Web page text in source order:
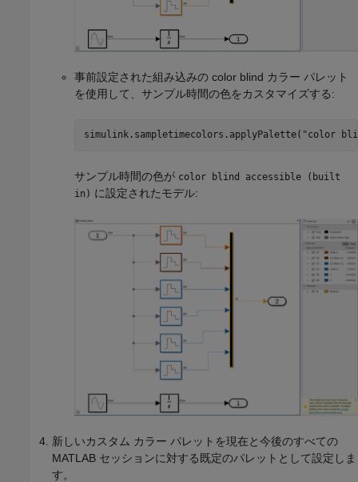
事前設定された組み込みの color blind カラー パレット
を使用して、サンプル時間の色をカスタマイズする:
simulink.sampletimecolors.applyPalette( "color
サンプル時間の色が color blind accessible (built
in) に設定されたモデル:
新しいカスタム カラー パレットを現在と今後のすべての
MATLAB セッションに対する既定のパレットとして設定しま
す。